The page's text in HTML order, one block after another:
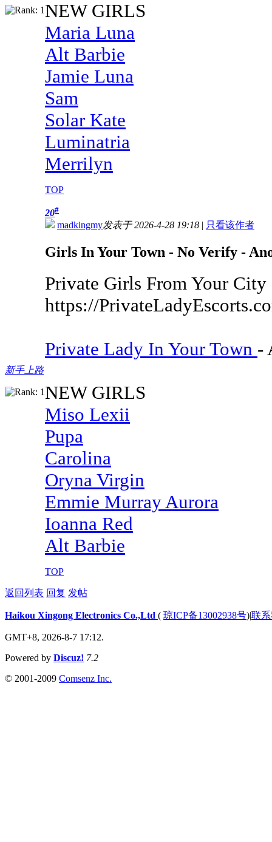
NEW GIRLS
Maria Luna
Alt Barbie
Jamie Luna
Sam
Solar Kate
Luminatria
Merrilyn
TOP
新手上路
20#
madkingmy发表于 2026-4-28 19:18 | 只看该作者
Girls In Your Town - No Verify -
Private Girls From Your
https://
Private Lady In Your Town -
NEW GIRLS
Miso Lexii
Pupa
Carolina
Oryna Virgin
Emmie Murray Aurora
Ioanna Red
Alt Barbie
TOP
返回列表 回复 发帖
Haikou Xingong Electronics Co.,Ltd ( 琼ICP备13002938号)|联
GMT+8, 2026-8-7 17:12.
Powered by Discuz! 7.2
© 2001-2009 Comsenz Inc.